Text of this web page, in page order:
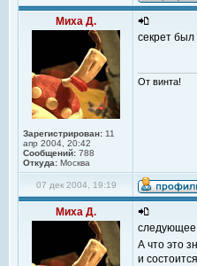
Миха Д.
Зарегистрирован: 11
апр 2004, 20:42
Сообщений: 788
Откуда: Москва
секрет
От винта!
07 дек 2004, 19:19
Миха Д.
следующее
А что это
и